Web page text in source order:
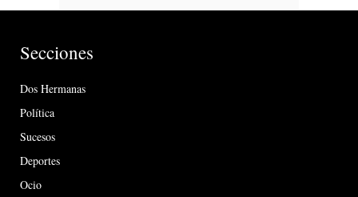
Secciones
Dos Hermanas
Política
Sucesos
Deportes
Ocio